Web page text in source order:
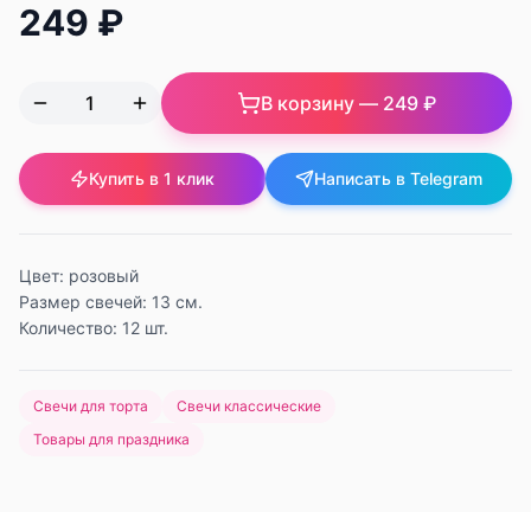
249 ₽
В корзину — 249 ₽
Купить в 1 клик Написать в Telegram
Цвет: розовый
Размер свечей: 13 см.
Количество: 12 шт.
Свечи для торта
Свечи классические
Товары для праздника